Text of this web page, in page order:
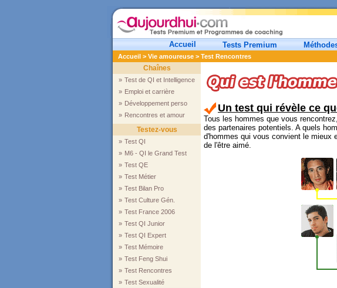
Accueil Tests Premium
Accueil > Vie amoureuse > Test Rencontres
Chaînes
» Test de QI et Intelligence
» Emploi et carrière
» Développement perso
» Rencontres et amour
Testez-vous
» Test QI
» M6 - QI le Grand Test
» Test QE
» Test Métier
» Test Bilan Pro
» Test Culture Gén.
» Test France 2006
» Test QI Junior
» Test QI Expert
» Test Mémoire
» Test Feng Shui
» Test Rencontres
» Test Sexualité
Un test qui révèle ce
Tous les hommes que vous
des partenaires potentiels. A quels
d'hommes qui vous convient le mieux
de l'être aimé.